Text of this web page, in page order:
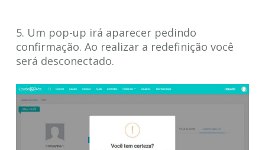
5. Um pop-up irá aparecer pedindo
confirmação. Ao realizar a redefinição você
será desconectado.